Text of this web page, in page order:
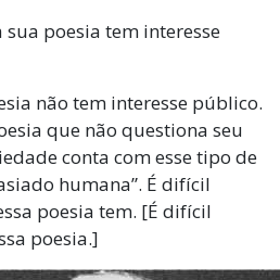
sua poesia tem interesse
não tem interesse público.
que não questiona seu
conta com esse tipo de
humana”. É difícil
poesia tem. [É difícil
poesia.]